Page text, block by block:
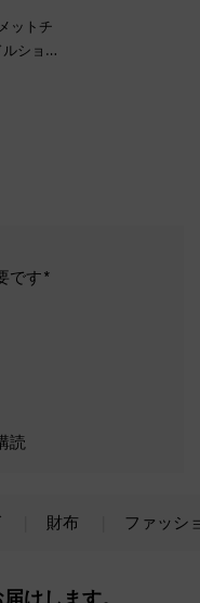
ットチ
ショル
です*
読
財布 ファッシ